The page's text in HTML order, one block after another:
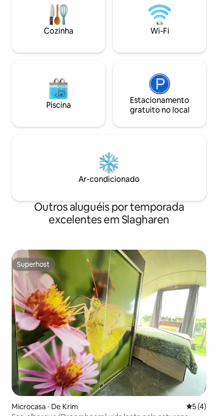
mesa de jantar ao ar livre, churrasqueira,
forno de pizza e uma vista deslumbrante
para o lago esperam por você. Para
donos de cães: a propriedade é cercada
em Giethoorn Zuid.) Aqui, você
pode desfrutar
tranquilidade e da
de Giethoorn. Infelizmente, não é
anos.
Cozinha Wi-Fi
Piscina
Estacionamento
gratuito no local
Ar-condicionado
Outros aluguéis por temporada
excelentes em Slagharen
Superhost
Superhost
Microcasa ⋅ De Krim 5 de
5 (4)